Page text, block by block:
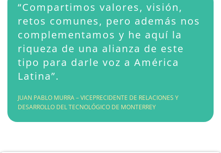
“Compartimos valores, visión,
retos comunes, pero además nos
complementamos y he aquí la
riqueza de una alianza de este
tipo para darle voz a América
Latina”.
JUAN PABLO MURRA – VICEPRECIDENTE DE RELACIONES Y
DESARROLLO DEL TECNOLÓGICO DE MONTERREY